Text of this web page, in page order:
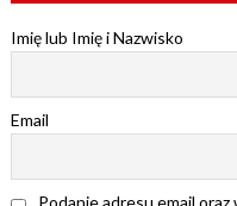
Imię lub Imię i Nazwisko
Email